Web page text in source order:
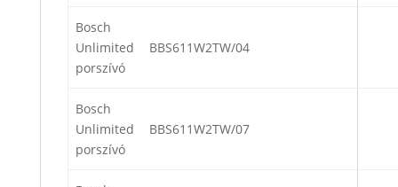
Bosch
Unlimited
porszívó
BBS611W2TW/04
Bosch
Unlimited
porszívó
BBS611W2TW/07